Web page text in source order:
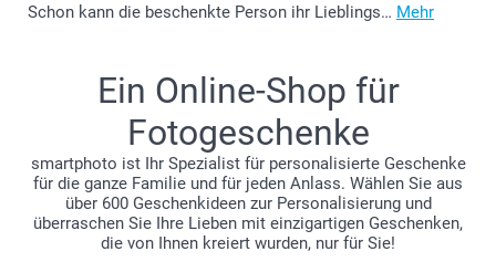
Schon kann die beschenkte Person ihr Lieblings… Mehr
Ein Online-Shop für
Fotogeschenke
smartphoto ist Ihr Spezialist für personalisierte Geschenke
für die ganze Familie und für jeden Anlass. Wählen Sie aus
über 600 Geschenkideen zur Personalisierung und
überraschen Sie Ihre Lieben mit einzigartigen Geschenken,
die von Ihnen kreiert wurden, nur für Sie!